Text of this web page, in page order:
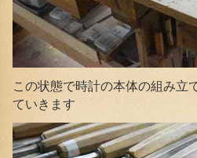
この状態で時計の本体の組み立
ていきます